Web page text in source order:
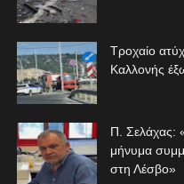
Τροχαίο
Καλλονής
Π. Σελάχας:
μήνυμα
στη Λέσβο»